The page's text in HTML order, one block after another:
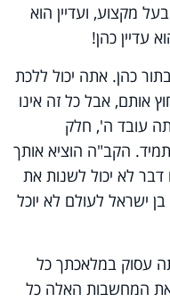
מקצוע, ועדיין הוא
עדיין כהן!
כהן. אתה יכול ללכת
אותם, אבל כל זה אינו
עובד ה', חלק
הקב"ה הוציא אותך
לא יכול לשנות את
ישראל לעולם לא יוכל
עסוק במלאכתך כל
המחשבות האלה כל